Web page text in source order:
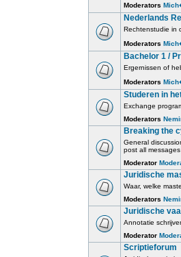
Moderators
Nederlands
Rechtenstudie in
Moderators
Bachelor 1 /
Ergernissen of
Moderators
Studeren in
Exchange
Moderators
Breaking the
General
post all messages
Moderator
Juridische
Waar, welke
Moderators
Juridische
Annotatie
Moderator
Scriptieforum